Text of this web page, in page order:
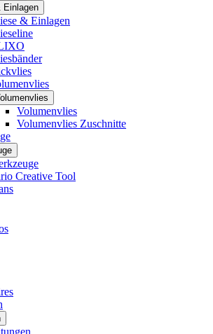
Einlagen
& Einlagen
Volumenvlies
Volumenvlies Zuschnitte
Creative Tool